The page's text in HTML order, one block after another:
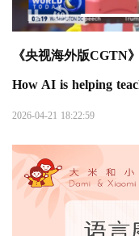
《央视海外版CGTN
How AI is helping
2026-04-21 18:22:59